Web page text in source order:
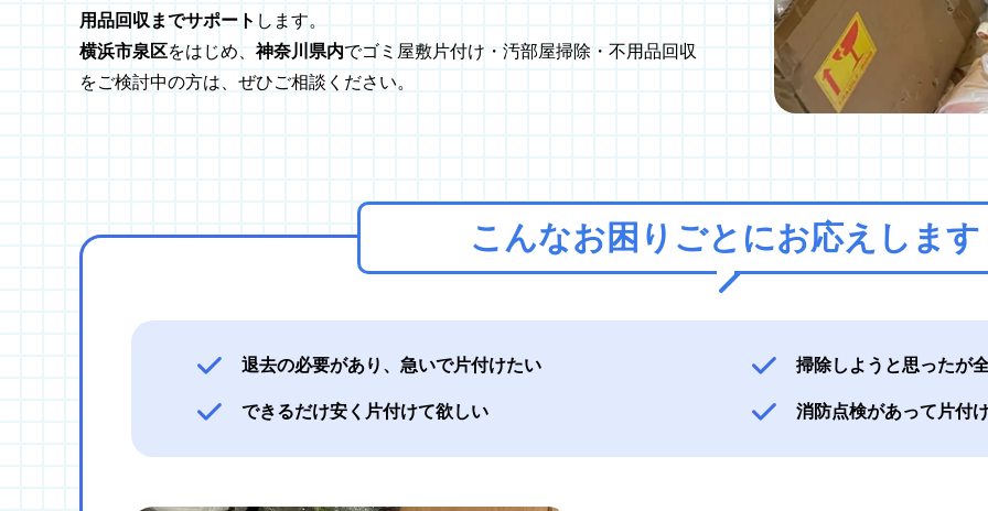
用品回収までサポート します。
横浜市泉区をはじめ、神奈川県内でゴミ屋敷片付け・汚部屋掃除・不用品回収
をご検討中の方は、ぜひご相談ください。
こんなお困りごとにお応えします
退去の必要があり、急いで片付けたい 掃除しようと思ったが
できるだけ安く片付けて欲しい 消防点検があって片付